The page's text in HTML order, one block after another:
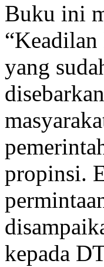
Buku ini
yang
propinsi.
kepada